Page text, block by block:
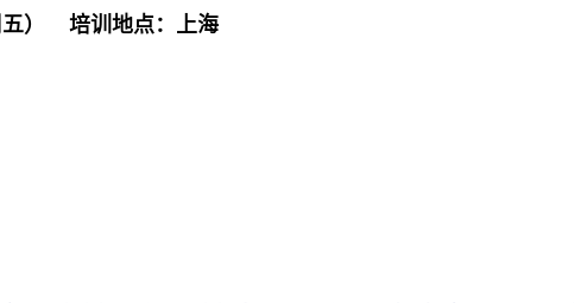
五） 培训地点：上海